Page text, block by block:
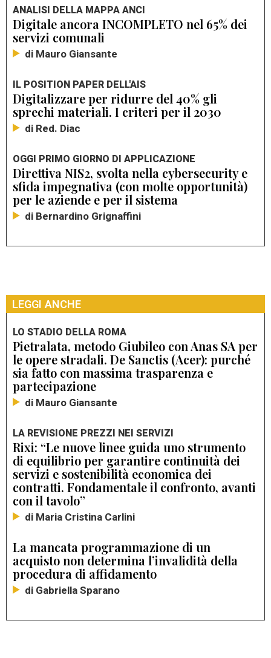
ANALISI DELLA MAPPA ANCI
Digitale ancora INCOMPLETO nel 65% dei
servizi comunali
di Mauro Giansante
IL POSITION PAPER DELL'AIS
Digitalizzare per ridurre del 40% gli
sprechi materiali. I criteri per il 2030
di Red. Diac
OGGI PRIMO GIORNO DI APPLICAZIONE
Direttiva NIS2, svolta nella cybersecurity e
sfida impegnativa (con molte opportunità)
per le aziende e per il sistema
di Bernardino Grignaffini
LEGGI ANCHE
LO STADIO DELLA ROMA
Pietralata, metodo Giubileo con Anas SA per
le opere stradali. De Sanctis (Acer): purché
sia fatto con massima trasparenza e
partecipazione
di Mauro Giansante
LA REVISIONE PREZZI NEI SERVIZI
Rixi: “Le nuove linee guida uno strumento
di equilibrio per garantire continuità dei
servizi e sostenibilità economica dei
contratti. Fondamentale il confronto, avanti
con il tavolo”
di Maria Cristina Carlini
La mancata programmazione di un
acquisto non determina l’invalidità della
procedura di affidamento
di Gabriella Sparano